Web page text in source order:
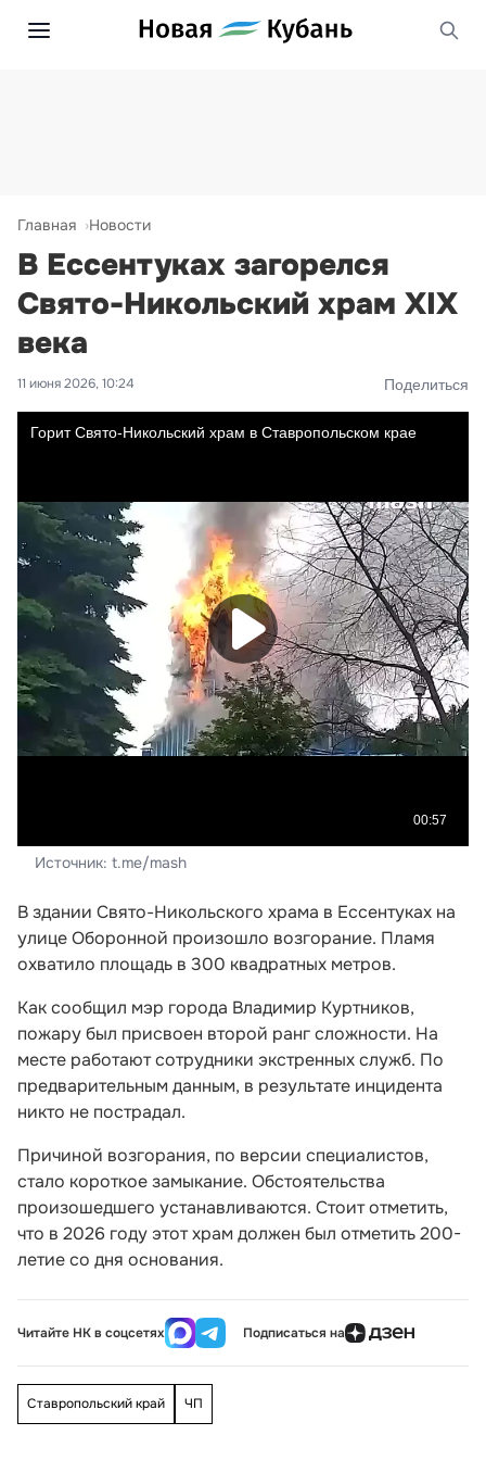
Главная Новости
В Ессентуках загорелся
Свято-Никольский храм XIX
века
11 июня 2026, 10:24 Поделиться
Источник: t.me/mash
В здании Свято-Никольского храма в Ессентуках на
улице Оборонной произошло возгорание. Пламя
охватило площадь в 300 квадратных метров.
Как сообщил мэр города Владимир Куртников,
пожару был присвоен второй ранг сложности. На
месте работают сотрудники экстренных служб. По
предварительным данным, в результате инцидента
никто не пострадал.
Причиной возгорания, по версии специалистов,
стало короткое замыкание. Обстоятельства
произошедшего устанавливаются. Стоит отметить,
что в 2026 году этот храм должен был отметить 200-
летие со дня основания.
Читайте НК в соцсетях Подписаться на
Ставропольский край ЧП